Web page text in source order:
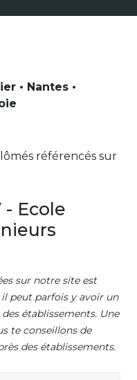
• Nantes •
référencés sur
- Ecole
sur notre site est
peut parfois y avoir un
établissements. Une
te conseillons de
des établissements.